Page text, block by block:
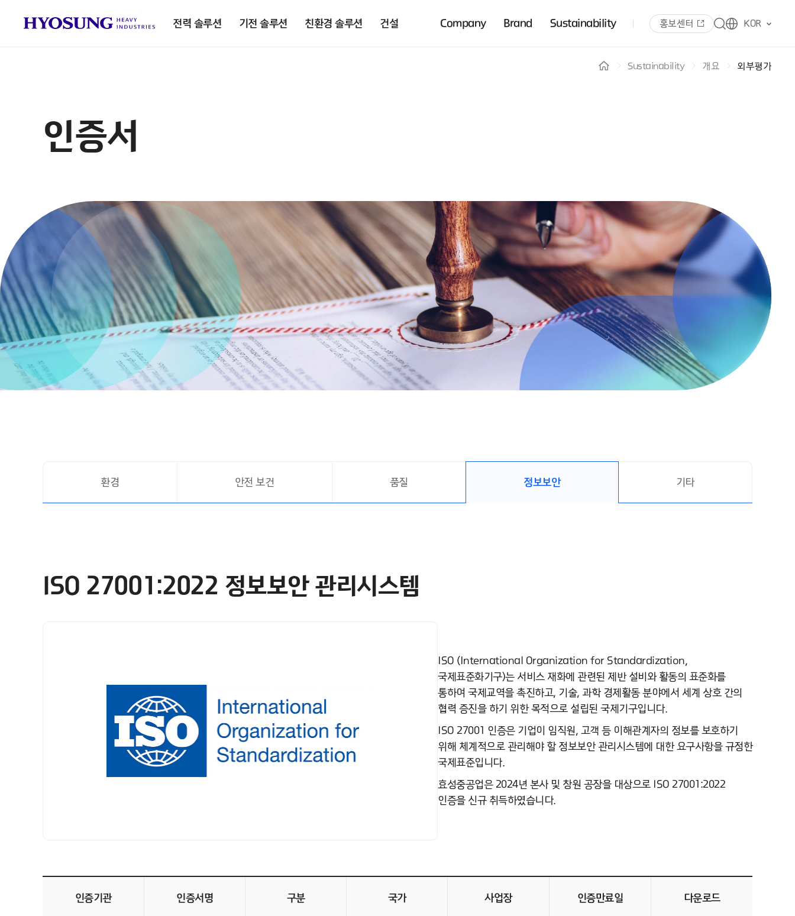
전력 솔루션 기전 솔루션 친환경 솔루션 건설 Company Brand Sustainability 홍보센터 KOR
인증서
Sustainability 개요 외부평가
환경 안전 보건 품질 정보보안 기타
ISO 27001:2022 정보보안 관리시스템
ISO (International Organization for Standardization,
국제표준화기구)는 서비스 재화에 관련된 제반 설비와 활동의 표준화를
통하여 국제교역을 촉진하고, 기술, 과학 경제활동 분야에서 세계 상호 간의
협력 증진을 하기 위한 목적으로 설립된 국제기구입니다.
ISO 27001 인증은 기업이 임직원, 고객 등 이해관계자의 정보를 보호하기
위해 체계적으로 관리해야 할 정보보안 관리시스템에 대한 요구사항을 규정한
국제표준입니다.
효성중공업은 2024년 본사 및 창원 공장을 대상으로 ISO 27001:2022
인증을 신규 취득하였습니다.
인증기관 인증서명 구분 국가 사업장 인증만료일 다운로드